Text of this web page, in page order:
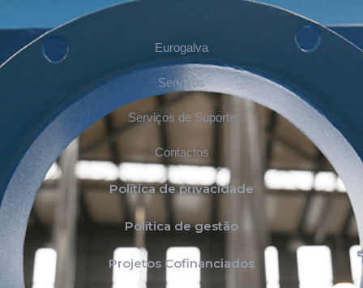
Eurogalva
Serviços
Serviços de Suporte
Contactos
Política de privacidade
Política de gestão
Projetos Cofinanciados